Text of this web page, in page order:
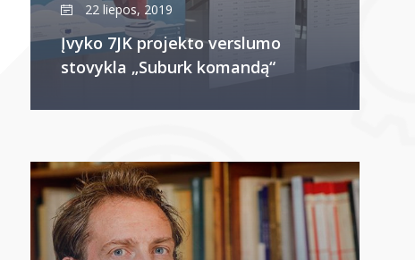
22 liepos, 2019
Įvyko 7JK projekto verslumo
stovykla „Suburk komandą“